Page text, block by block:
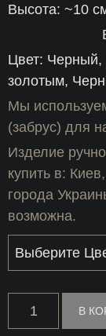
Высота: ~10
Цвет:
золотым,
Мы
(забрус) для
Изделие
купить в:
города
возможна.
товара
Свеча
В